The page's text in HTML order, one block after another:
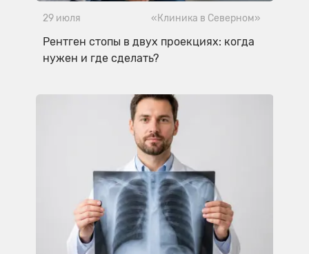
29 июля «Клиника в Северном»
Рентген стопы в двух проекциях: когда
нужен и где сделать?